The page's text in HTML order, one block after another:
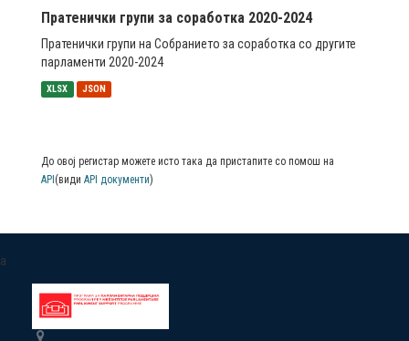
Пратенички групи за соработка 2020-2024
Пратенички групи на Собранието за соработка со другите
парламенти 2020-2024
XLSX JSON
До овој регистар можете исто така да пристапите со помош на
API (види API документи)
a